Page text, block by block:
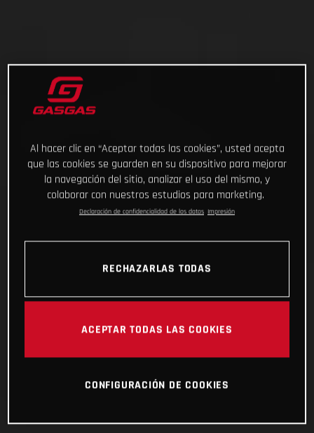
Al hacer clic en “Aceptar todas las cookies”, usted acepta
que las cookies se guarden en su dispositivo para mejorar
la navegación del sitio, analizar el uso del mismo, y
colaborar con nuestros estudios para marketing.
Declaración de confidencialidad de los datos Impresión
RECHAZARLAS TODAS
ACEPTAR TODAS LAS COOKIES
CONFIGURACIÓN DE COOKIES